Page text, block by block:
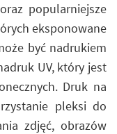
popularniejsze
eksponowane
być nadrukiem
UV, który jest
Druk na
pleksi do
zdjęć, obrazów